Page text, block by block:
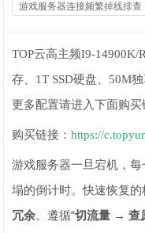
游戏服务器连接频繁掉线排查
TOP云高主频I9-14900K/
存、1T SSD硬盘、50M
更多配置请进入下面购买
购买链接：https://
游戏服务器一旦宕机，
塌的倒计时。快速恢复的
冗余。遵循“切流量 → 查